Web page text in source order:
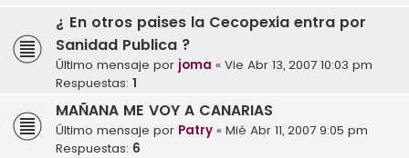
¿ En otros paises la Cecopexia entra por
Sanidad Publica ?
Último mensaje por joma « Vie Abr 13, 2007 10:03 pm
Respuestas: 1
MAÑANA ME VOY A CANARIAS
Último mensaje por Patry « Mié Abr 11, 2007 9:05 pm
Respuestas: 6